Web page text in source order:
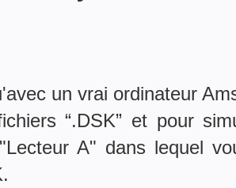
un vrai ordinateur
“.DSK” et pour
A" dans lequel